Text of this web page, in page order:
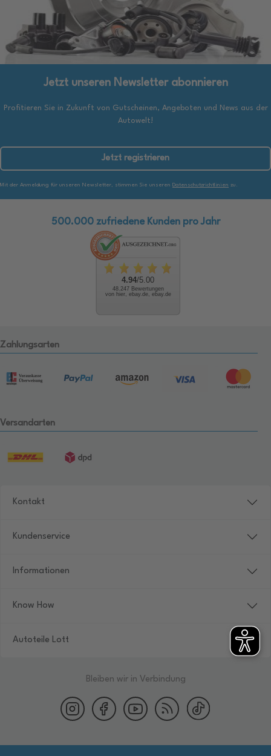
Jetzt unseren Newsletter abonnieren
Profitieren Sie in Zukunft von Gutscheinen, Angeboten und News aus der
Autowelt!
Jetzt registrieren
Mit der Anmeldung für unseren Newsletter, stimmen Sie unseren Datenschutzrichtlinien zu.
500.000 zufriedene Kunden pro Jahr
4.94/5.00
48.247 Bewertungen
von hier, ebay.de, ebay.de
Zahlungsarten
Versandarten
Kontakt
Kundenservice
Informationen
Know How
Autoteile Lott
Bleiben wir in Verbindung